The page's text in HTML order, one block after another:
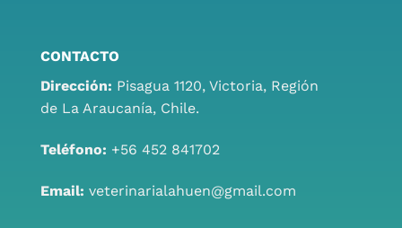
CONTACTO
Dirección: Pisagua 1120, Victoria, Región
de La Araucanía, Chile.
Teléfono: +56 452 841702
Email: veterinarialahuen@gmail.com